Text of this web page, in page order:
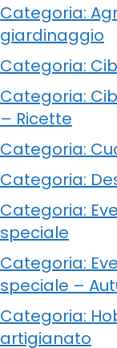
Categoria:
giardinaggio
Categoria:
Categoria:
– Ricette
Categoria:
Categoria:
Categoria:
speciale
Categoria:
speciale –
Categoria:
artigianato